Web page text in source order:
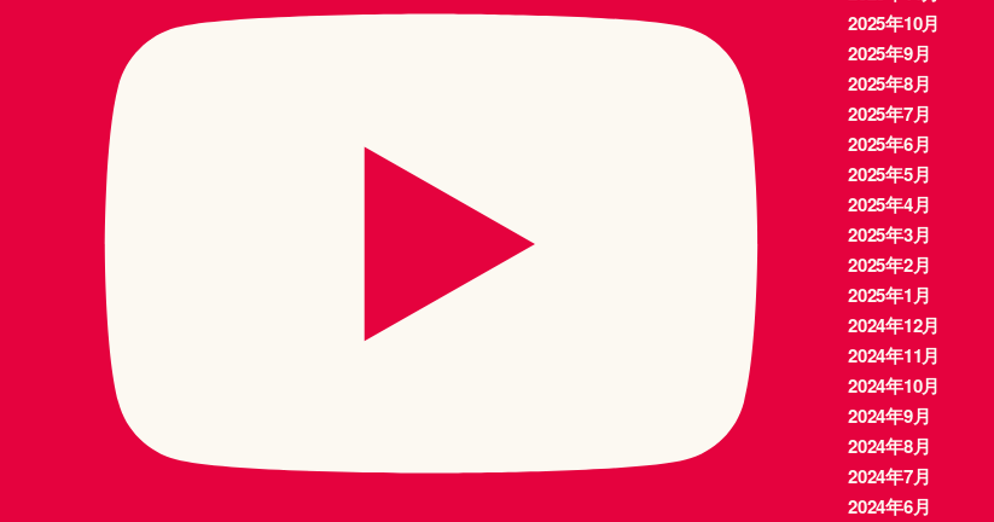
2025年10月
2025年9月
2025年8月
2025年7月
2025年6月
2025年5月
2025年4月
2025年3月
2025年2月
2025年1月
2024年12月
2024年11月
2024年10月
2024年9月
2024年8月
2024年7月
2024年6月